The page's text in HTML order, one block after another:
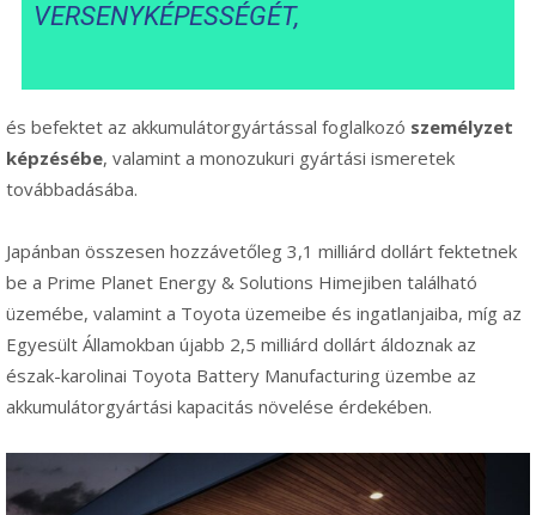
VERSENYKÉPESSÉGÉT,
és befektet az akkumulátorgyártással foglalkozó személyzet
képzésébe, valamint a monozukuri gyártási ismeretek
továbbadásába.
Japánban összesen hozzávetőleg 3,1 milliárd dollárt fektetnek
be a Prime Planet Energy & Solutions Himejiben található
üzemébe, valamint a Toyota üzemeibe és ingatlanjaiba, míg az
Egyesült Államokban újabb 2,5 milliárd dollárt áldoznak az
észak-karolinai Toyota Battery Manufacturing üzembe az
akkumulátorgyártási kapacitás növelése érdekében.